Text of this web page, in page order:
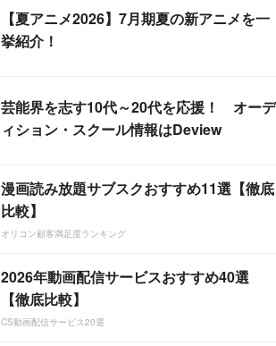
【夏アニメ2026】7月期夏の新アニメを一
挙紹介！
芸能界を志す10代～20代を応援！ オーデ
ィション・スクール情報はDeview
漫画読み放題サブスクおすすめ11選【徹底
比較】
オリコン顧客満足度ランキング
2026年動画配信サービスおすすめ40選
【徹底比較】
CS動画配信サービス20選